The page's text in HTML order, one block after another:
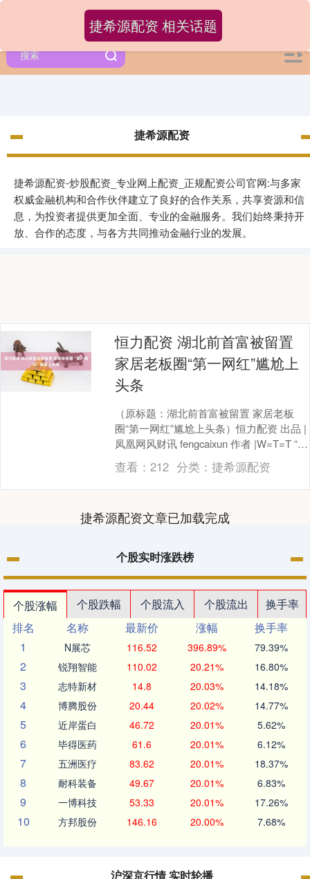
捷希源配资
捷希源配资-炒股配资_专业网上配资_正规配资公司官网:与多家
权威金融机构和合作伙伴建立了良好的合作关系，共享资源和信
息，为投资者提供更加全面、专业的金融服务。我们始终秉持开
放、合作的态度，与各方共同推动金融行业的发展。
捷希源配资 相关话题
恒力配资 湖北前首富被留置
家居老板圈“第一网红”尴尬上
头条
（原标题：湖北前首富被留置 家居老板
圈“第一网红”尴尬上头条）恒力配资 出品 |
凤凰网风财讯 fengcaixun 作者 |W=T=T “老
板要带头当网红。”今....
查看：212 分类： 捷希源配资
捷希源配资文章已加载完成
个股实时涨跌榜
个股涨幅 个股跌幅 个股流入 个股流出
换手率
排名
名称 最新价 涨幅
换手率
1
N展芯 116.52 396.89% 79.39%
2 锐翔智能 110.02 20.21% 16.80%
3 志特新材 14.8 20.03% 14.18%
4 博腾股份 20.44 20.02% 14.77%
5 近岸蛋白 46.72 20.01% 5.62%
6 毕得医药 61.6 20.01% 6.12%
7 五洲医疗 83.62 20.01% 18.37%
8 耐科装备 49.67 20.01% 6.83%
9 一博科技 53.33 20.01% 17.26%
10 方邦股份 146.16 20.00% 7.68%
沪深京行情 实时轮播